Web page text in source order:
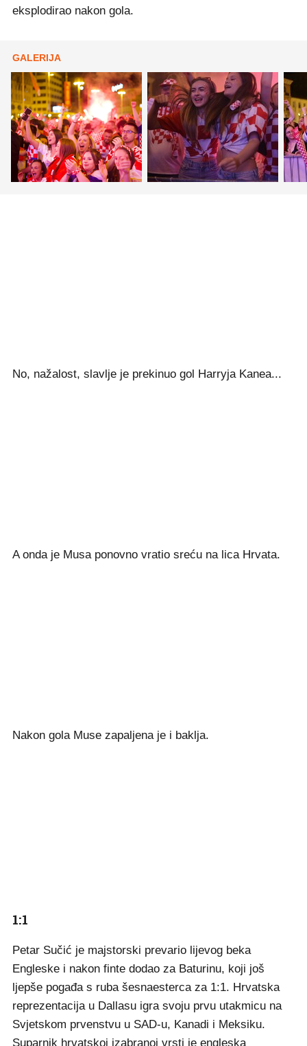
eksplodirao nakon gola.
GALERIJA
No, nažalost, slavlje je prekinuo gol Harryja Kanea...
A onda je Musa ponovno vratio sreću na lica Hrvata.
Nakon gola Muse zapaljena je i baklja.
1:1
Petar Sučić je majstorski prevario lijevog beka
Engleske i nakon finte dodao za Baturinu, koji još
ljepše pogađa s ruba šesnaesterca za 1:1. Hrvatska
reprezentacija u Dallasu igra svoju prvu utakmicu na
Svjetskom prvenstvu u SAD-u, Kanadi i Meksiku.
Suparnik hrvatskoj izabranoj vrsti je engleska